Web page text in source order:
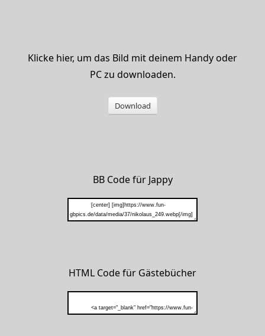
Klicke hier, um das Bild mit deinem Handy oder
PC zu downloaden.
Download
BB Code für Jappy
HTML Code für Gästebücher